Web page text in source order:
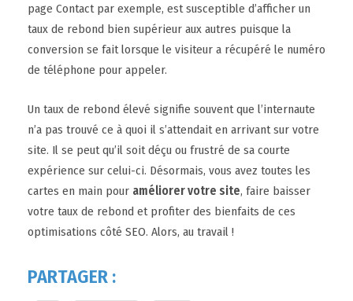
page Contact par exemple, est susceptible d’afficher un
taux de rebond bien supérieur aux autres puisque la
conversion se fait lorsque le visiteur a récupéré le numéro
de téléphone pour appeler.
Un taux de rebond élevé signifie souvent que l’internaute
n’a pas trouvé ce à quoi il s’attendait en arrivant sur votre
site. Il se peut qu’il soit déçu ou frustré de sa courte
expérience sur celui-ci. Désormais, vous avez toutes les
cartes en main pour améliorer votre site, faire baisser
votre taux de rebond et profiter des bienfaits de ces
optimisations côté SEO. Alors, au travail !
PARTAGER :